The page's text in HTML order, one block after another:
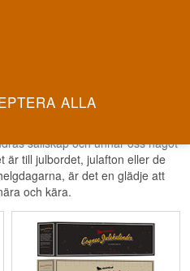
du håller kär med
att samlas med familj
med dem vi älskar och skapar
sällskap och unnar oss något
är till julbordet, julafton eller de
är det en glädje att
och kära.